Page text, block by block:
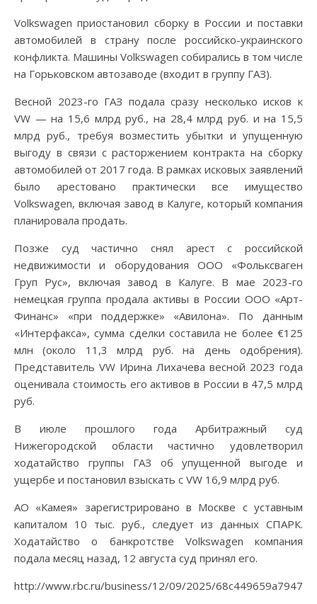
Volkswagen приостановил сборку в России и поставки
автомобилей в страну после российско-украинского
конфликта. Машины Volkswagen собирались в том числе
на Горьковском автозаводе (входит в группу ГАЗ).
Весной 2023-го ГАЗ подала сразу несколько исков к
VW — на 15,6 млрд руб., на 28,4 млрд руб. и на 15,5
млрд руб., требуя возместить убытки и упущенную
выгоду в связи с расторжением контракта на сборку
автомобилей от 2017 года. В рамках исковых заявлений
было арестовано практически все имущество
Volkswagen, включая завод в Калуге, который компания
планировала продать.
Позже суд частично снял арест с российской
недвижимости и оборудования ООО «Фольксваген
Груп Рус», включая завод в Калуге. В мае 2023-го
немецкая группа продала активы в России ООО «Арт-
Финанс» «при поддержке» «Авилона». По данным
«Интерфакса», сумма сделки составила не более €125
млн (около 11,3 млрд руб. на день одобрения).
Представитель VW Ирина Лихачева весной 2023 года
оценивала стоимость его активов в России в 47,5 млрд
руб.
В июле прошлого года Арбитражный суд
Нижегородской области частично удовлетворил
ходатайство группы ГАЗ об упущенной выгоде и
ущербе и постановил взыскать с VW 16,9 млрд руб.
АО «Камея» зарегистрировано в Москве с уставным
капиталом 10 тыс. руб., следует из данных СПАРК.
Ходатайство о банкротстве Volkswagen компания
подала месяц назад, 12 августа суд принял его.
http://www.rbc.ru/business/12/09/2025/